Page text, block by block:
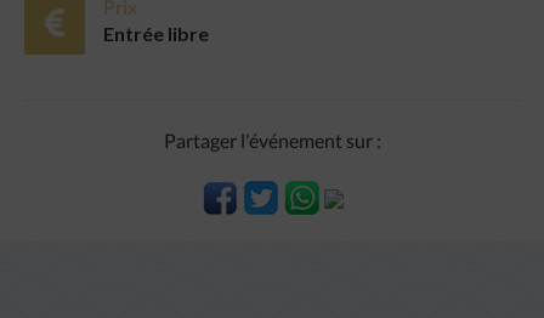
Prix
Entrée libre
Partager l'événement sur :